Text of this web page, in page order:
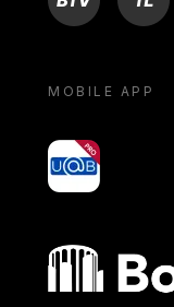
MOBILE APP
yoU@B
Bocconi shop